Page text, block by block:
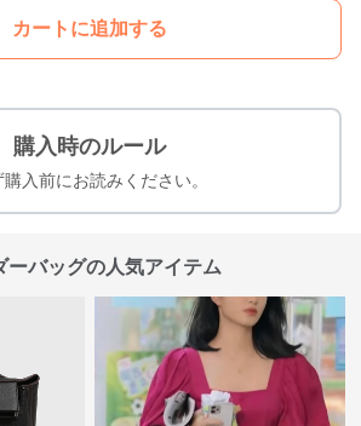
カートに追加する
購入時のルール
購入前にお読みください。
ーバッグの人気アイテム